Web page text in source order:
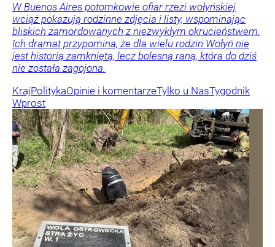
W Buenos Aires potomkowie ofiar rzezi wołyńskiej
wciąż pokazują rodzinne zdjęcia i listy, wspominając
bliskich zamordowanych z niezwykłym okrucieństwem.
Ich dramat przypomina, że dla wielu rodzin Wołyń nie
jest historią zamkniętą, lecz bolesną raną, która do dziś
nie została zagojona.
KrajPolitykaOpinie i komentarzeTylko u NasTygodnik
Wprost